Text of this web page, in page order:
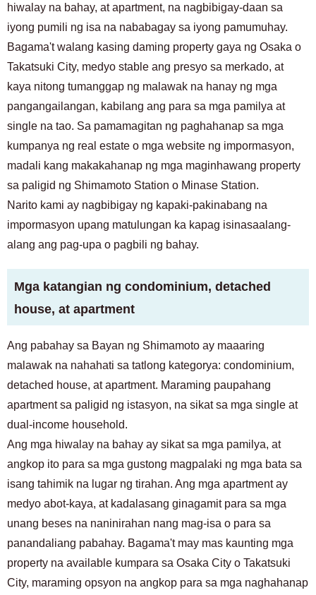
hiwalay na bahay, at apartment, na nagbibigay-daan sa
iyong pumili ng isa na nababagay sa iyong pamumuhay.
Bagama't walang kasing daming property gaya ng Osaka o
Takatsuki City, medyo stable ang presyo sa merkado, at
kaya nitong tumanggap ng malawak na hanay ng mga
pangangailangan, kabilang ang para sa mga pamilya at
single na tao. Sa pamamagitan ng paghahanap sa mga
kumpanya ng real estate o mga website ng impormasyon,
madali kang makakahanap ng mga maginhawang property
sa paligid ng Shimamoto Station o Minase Station.
Narito kami ay nagbibigay ng kapaki-pakinabang na
impormasyon upang matulungan ka kapag isinasaalang-
alang ang pag-upa o pagbili ng bahay.
Mga katangian ng condominium, detached
house, at apartment
Ang pabahay sa Bayan ng Shimamoto ay maaaring
malawak na nahahati sa tatlong kategorya: condominium,
detached house, at apartment. Maraming paupahang
apartment sa paligid ng istasyon, na sikat sa mga single at
dual-income household.
Ang mga hiwalay na bahay ay sikat sa mga pamilya, at
angkop ito para sa mga gustong magpalaki ng mga bata sa
isang tahimik na lugar ng tirahan. Ang mga apartment ay
medyo abot-kaya, at kadalasang ginagamit para sa mga
unang beses na naninirahan nang mag-isa o para sa
panandaliang pabahay. Bagama't may mas kaunting mga
property na available kumpara sa Osaka City o Takatsuki
City, maraming opsyon na angkop para sa mga naghahanap